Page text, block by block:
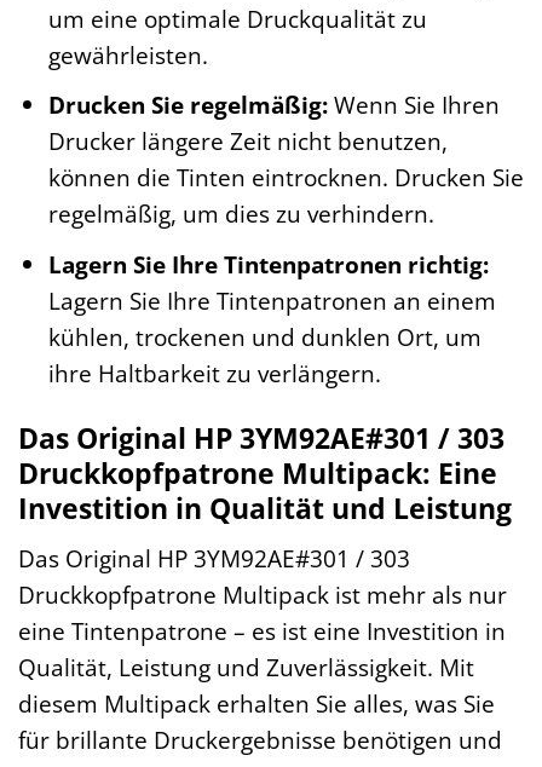
um eine optimale Druckqualität zu
gewährleisten.
Drucken Sie regelmäßig:Wenn Sie Ihren
Drucker längere Zeit nicht benutzen,
können die Tinten eintrocknen. Drucken Sie
regelmäßig, um dies zu verhindern.
Lagern Sie Ihre Tintenpatronen richtig:
Lagern Sie Ihre Tintenpatronen an einem
kühlen, trockenen und dunklen Ort, um
ihre Haltbarkeit zu verlängern.
Das Original HP 3YM92AE#301 / 303
Druckkopfpatrone Multipack: Eine
Investition in Qualität und Leistung
Das Original HP 3YM92AE#301 / 303
Druckkopfpatrone Multipack ist mehr als nur
eine Tintenpatrone – es ist eine Investition in
Qualität, Leistung und Zuverlässigkeit. Mit
diesem Multipack erhalten Sie alles, was Sie
für brillante Druckergebnisse benötigen und